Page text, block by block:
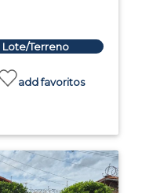
Lote/Terreno
add favoritos